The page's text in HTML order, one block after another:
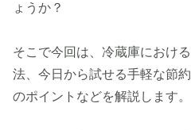
ょうか？
そこで今回は、冷蔵庫におけ
法、今日から試せる手軽な節
のポイントなどを解説します。